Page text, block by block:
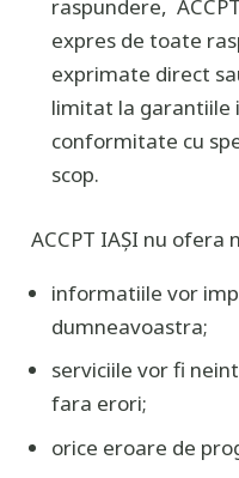
raspundere,
expres de toate
exprimate direct
limitat la garantiile
conformitate cu
scop.
ACCPT IAȘI nu ofera
informatiile vor
dumneavoastra;
serviciile vor fi
fara erori;
orice eroare de